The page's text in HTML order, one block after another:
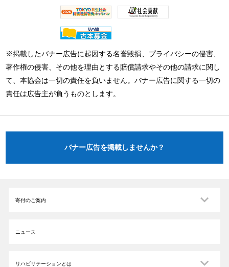
※掲載したバナー広告に起因する名誉毀損、プライバシーの侵害、
著作権の侵害、その他を理由とする賠償請求やその他の請求に関し
て、本協会は一切の責任を負いません。バナー広告に関する一切の
責任は広告主が負うものとします。
バナー広告を掲載しませんか？
寄付のご案内
ニュース
リハビリテーションとは